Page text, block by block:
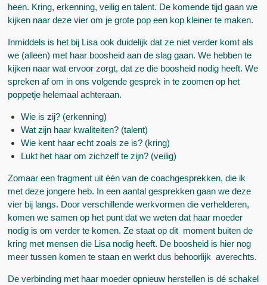
heen. Kring, erkenning, veilig en talent. De komende tijd gaan we
kijken naar deze vier om je grote pop een kop kleiner te maken.
Inmiddels is het bij Lisa ook duidelijk dat ze niet verder komt als
we (alleen) met haar boosheid aan de slag gaan. We hebben te
kijken naar wat ervoor zorgt, dat ze die boosheid nodig heeft. We
spreken af om in ons volgende gesprek in te zoomen op het
poppetje helemaal achteraan.
Wie is zij? (erkenning)
Wat zijn haar kwaliteiten? (talent)
Wie kent haar echt zoals ze is? (kring)
Lukt het haar om zichzelf te zijn? (veilig)
Zomaar een fragment uit één van de coachgesprekken, die ik
met deze jongere heb. In een aantal gesprekken gaan we deze
vier bij langs. Door verschillende werkvormen die verhelderen,
komen we samen op het punt dat we weten dat haar moeder
nodig is om verder te komen. Ze staat op dit moment buiten de
kring met mensen die Lisa nodig heeft. De boosheid is hier nog
meer tussen komen te staan en werkt dus behoorlijk averechts.
De verbinding met haar moeder opnieuw herstellen is dé schakel